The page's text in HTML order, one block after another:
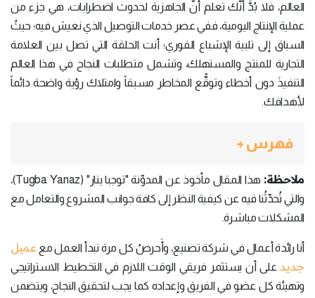
العالم، فلا بُدَّ أنَّك تعلم أنَّ الجاهزية لحدوث اضطرابات، هي جزء من
عملية الإنتاج اليومية، ففي عصر خدمات التوصيل الذي نعيش فيه؛ حيثُ
السباق إلى تلبية الإشباع الفوري؛ أنت الحلقة التي تصل بين العلامة
التجارية للمنتج والمستهلك، وتشمل متطلبات النجاح في هذا العالم
التنفيذَ دون أخطاء وتوقُّع المخاطر مسبقاً وامتلاك رؤية واضحة دائماً
لأهدافك.
فهرس +
ملاحظة:
هذا المقال مأخوذ عن المدوِّنة "توجبا يناز" (Tugba Yanaz)،
والتي تُحدِّثُنا فيه عن كيفية النظر إلى كافة جوانب المشروع والتعامل مع
المشكلات مباشرة.
أنا رائدة أعمال في شركة تصنيع، وأَحرصُ كل مرة نبدأ العمل مع عميل
جديدعلى أن يستثمر فريقي الوقت اللازم في التخطيط الاستراتيجي
وتهيئة كل عضو في الفريق وإعداده كما يجب لتحقيق النجاح، ويتضمن